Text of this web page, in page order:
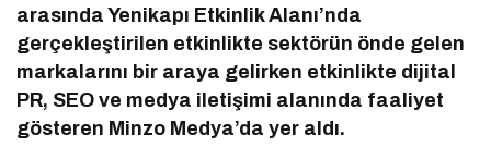
arasında Yenikapı Etkinlik Alanı’nda
gerçekleştirilen etkinlikte sektörün önde gelen
markalarını bir araya gelirken etkinlikte dijital
PR, SEO ve medya iletişimi alanında faaliyet
gösteren Minzo Medya’da yer aldı.